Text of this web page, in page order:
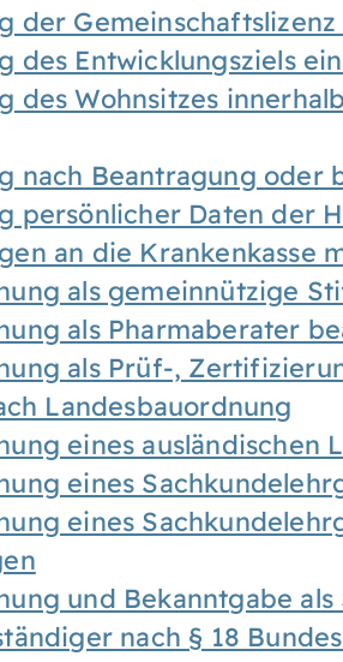
der
des Entwicklungsziels
des Wohnsitzes
nach Beantragung oder
persönlicher Daten der
an die Krankenkasse
als gemeinnützige
als Pharmaberater
als Prüf-,
Landesbauordnung
eines ausländischen
eines
eines
und Bekanntgabe
nach § 18